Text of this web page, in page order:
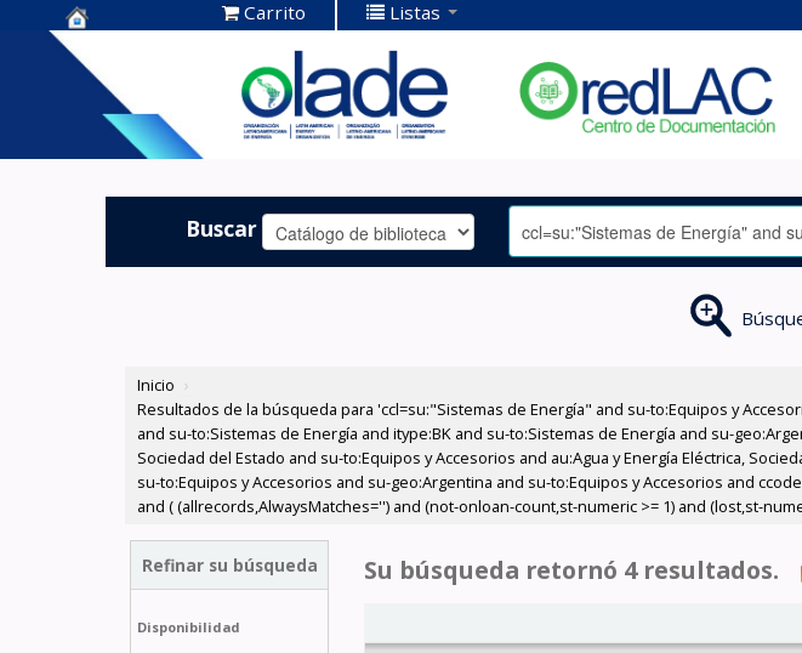
Centro de
Documentación
OLADE -
Carrito Listas
Buscar
Inicio ›
Resultados de la búsqueda para 'ccl=su:"Sistemas de Energía" and su-to:Equipos y
and su-to:Sistemas de Energía and itype:BK and su-to:Sistemas de Energía and su-
Sociedad del Estado and su-to:Equipos y Accesorios and au:Agua y Energía Eléctrica,
su-to:Equipos y Accesorios and su-geo:Argentina and su-to:Equipos y Accesorios and
and ( (allrecords,AlwaysMatches='') and (not-onloan-count,st-numeric >= 1) and (lost,st-
Refinar su búsqueda
Disponibilidad
Su búsqueda retornó 4 resultados.